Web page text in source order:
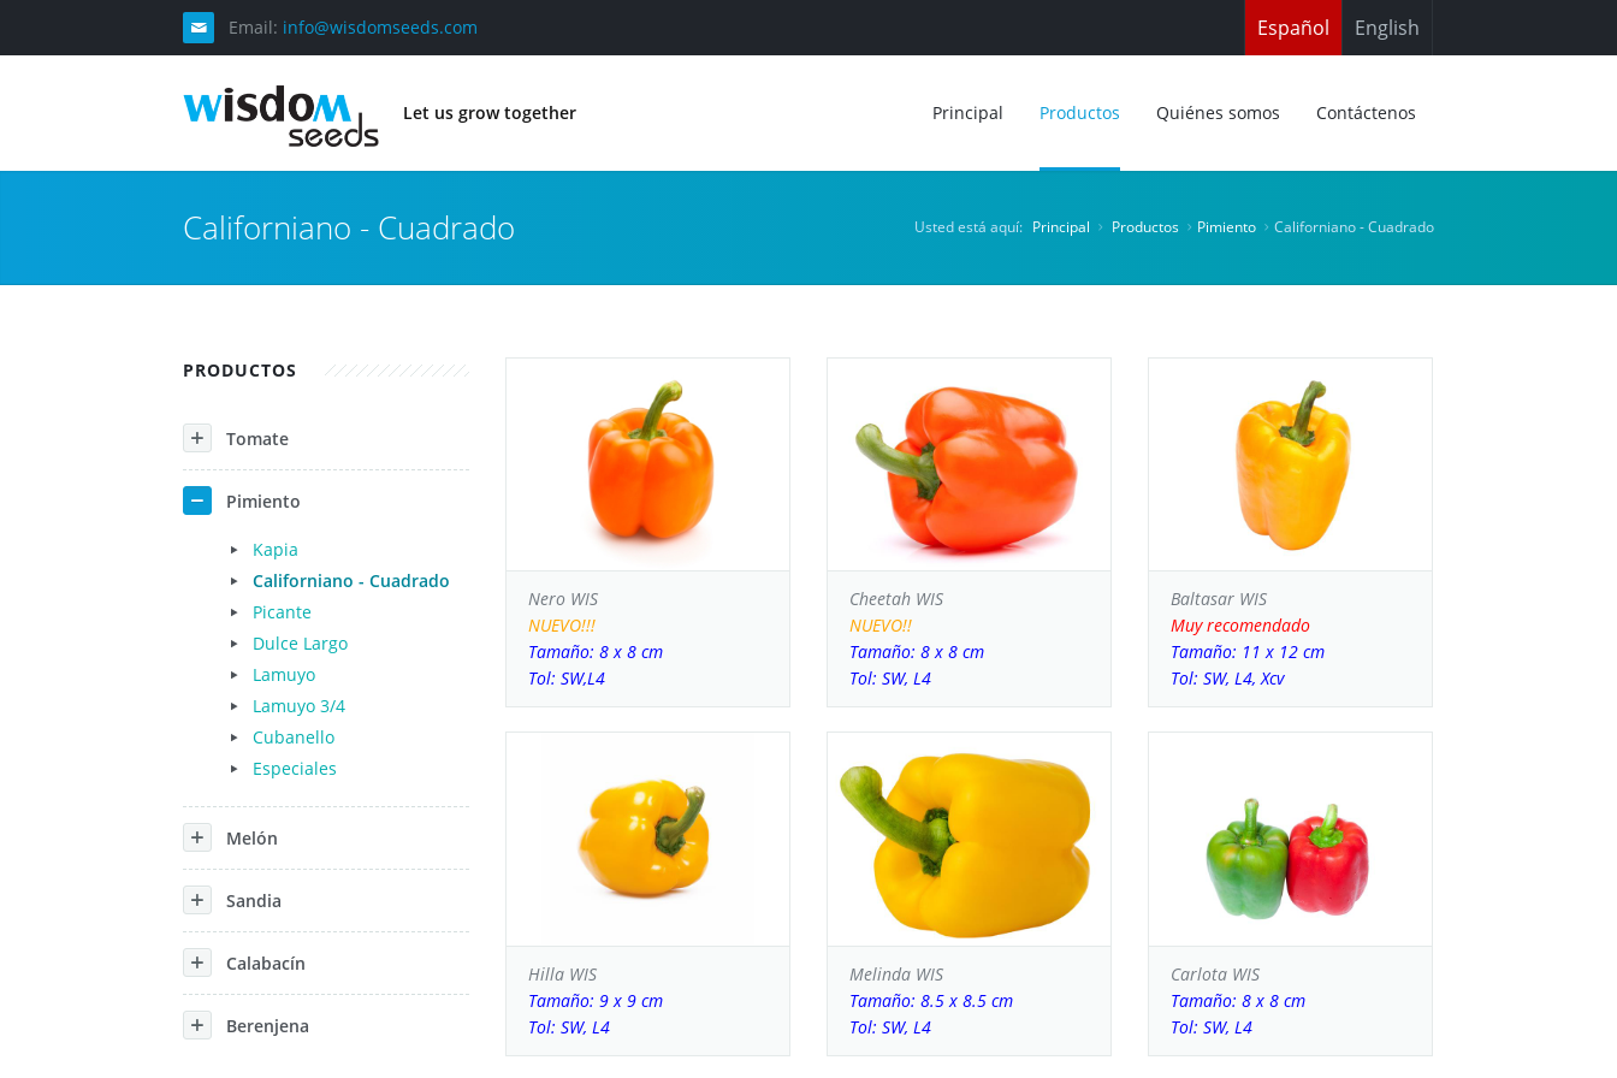
Email: info@wisdomseeds.com English
Español
Let us grow together Principal Productos Quiénes somos Contáctenos
Californiano - Cuadrado Usted está aquí: Principal Productos Pimiento Californiano - Cuadrado
PRODUCTOS
Tomate
Pimiento
Kapia
Californiano - Cuadrado
Picante
Dulce Largo
Lamuyo
Lamuyo 3/4
Cubanello
Especiales
Melón
Sandia
Calabacín
Berenjena
Nero WIS
NUEVO!!!
Tamaño: 8 x 8 cm
Tol: SW,L4
Cheetah WIS
NUEVO!!
Tamaño: 8 x 8 cm
Tol: SW, L4
Baltasar WIS
Muy recomendado
Tamaño: 11 x 12 cm
Tol: SW, L4, Xcv
Hilla WIS
Tamaño: 9 x 9 cm
Tol: SW, L4
Melinda WIS
Tamaño: 8.5 x 8.5 cm
Tol: SW, L4
Carlota WIS
Tamaño: 8 x 8 cm
Tol: SW, L4